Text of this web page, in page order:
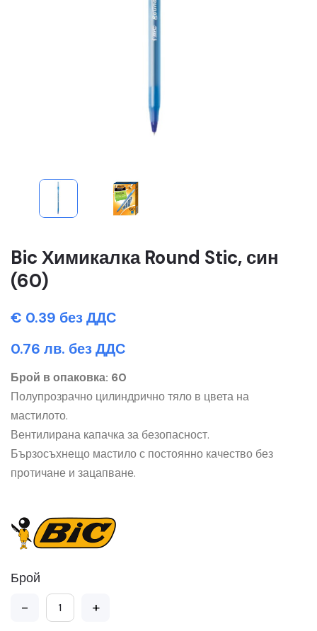
Bic Химикалка Round Stic, син
(60)
€ 0.39 без ДДС
0.76 лв. без ДДС
Брой в опаковка: 60
Полупрозрачно цилиндрично тяло в цвета на
мастилото.
Вентилирана капачка за безопасност.
Бързосъхнещо мастило с постоянно качество без
протичане и зацапване.
Брой
- +